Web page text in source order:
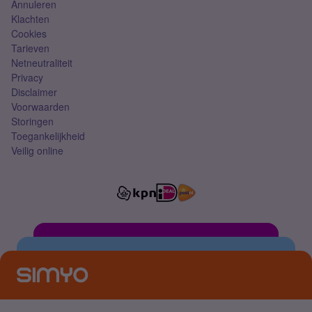
Annuleren
Klachten
Cookies
Tarieven
Netneutraliteit
Privacy
Disclaimer
Voorwaarden
Storingen
Toegankelijkheid
Veilig online